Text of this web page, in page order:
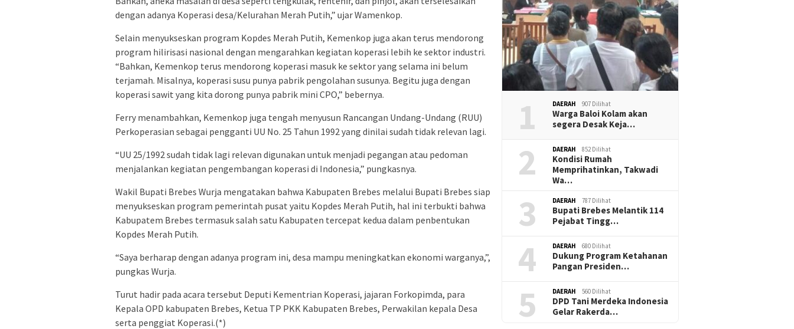
dengan adanya Koperasi desa/Kelurahan Merah Putih,” ujar Wamenkop.
Selain menyukseskan program Kopdes Merah Putih, Kemenkop juga akan terus mendorong
program hilirisasi nasional dengan mengarahkan kegiatan koperasi lebih ke sektor industri.
“Bahkan, Kemenkop terus mendorong koperasi masuk ke sektor yang selama ini belum
terjamah. Misalnya, koperasi susu punya pabrik pengolahan susunya. Begitu juga dengan
koperasi sawit yang kita dorong punya pabrik mini CPO,” bebernya.
Ferry menambahkan, Kemenkop juga tengah menyusun Rancangan Undang-Undang (RUU)
Perkoperasian sebagai pengganti UU No. 25 Tahun 1992 yang dinilai sudah tidak relevan lagi.
“UU 25/1992 sudah tidak lagi relevan digunakan untuk menjadi pegangan atau pedoman
menjalankan kegiatan pengembangan koperasi di Indonesia,” pungkasnya.
Wakil Bupati Brebes Wurja mengatakan bahwa Kabupaten Brebes melalui Bupati Brebes siap
menyukseskan program pemerintah pusat yaitu Kopdes Merah Putih, hal ini terbukti bahwa
Kabupatem Brebes termasuk salah satu Kabupaten tercepat kedua dalam penbentukan
Kopdes Merah Putih.
“Saya berharap dengan adanya program ini, desa mampu meningkatkan ekonomi warganya,”,
pungkas Wurja.
Turut hadir pada acara tersebut Deputi Kementrian Koperasi, jajaran Forkopimda, para
Kepala OPD kabupaten Brebes, Ketua TP PKK Kabupaten Brebes, Perwakilan kepala Desa
serta penggiat Koperasi.(*)
1 DAERAH 907 Dilihat
Warga Baloi Kolam akan
segera Desak Keja…
2 DAERAH 852 Dilihat
Kondisi Rumah
Memprihatinkan, Takwadi
Wa…
3 DAERAH 787 Dilihat
Bupati Brebes Melantik 114
Pejabat Tingg…
4 DAERAH 680 Dilihat
Dukung Program Ketahanan
Pangan Presiden…
5 DAERAH 560 Dilihat
DPD Tani Merdeka Indonesia
Gelar Rakerda…